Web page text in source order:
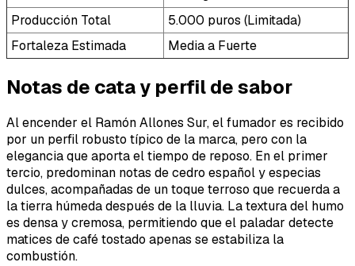
Producción Total
5.000 puros (Limitada)
Fortaleza Estimada
Media a Fuerte
Notas de cata y perfil de sabor
Al encender el Ramón Allones Sur, el fumador es recibido
por un perfil robusto típico de la marca, pero con la
elegancia que aporta el tiempo de reposo. En el primer
tercio, predominan notas de cedro español y especias
dulces, acompañadas de un toque terroso que recuerda a
la tierra húmeda después de la lluvia. La textura del humo
es densa y cremosa, permitiendo que el paladar detecte
matices de café tostado apenas se estabiliza la
combustión.